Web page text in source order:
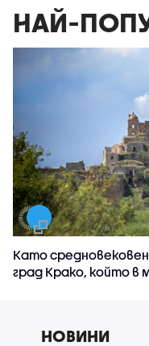
НАЙ-
Като
град Крако, който в
НОВИНИ